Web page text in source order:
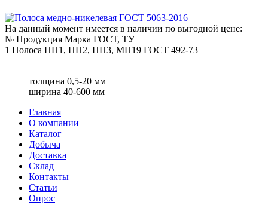
На данный момент имеется в наличии по выгодной цене:
№ Продукция Марка ГОСТ, ТУ
1 Полоса НП1, НП2, НП3, МН19 ГОСТ 492-73
толщина 0,5-20 мм
ширина 40-600 мм
Главная
О компании
Каталог
Добыча
Доставка
Склад
Контакты
Статьи
Опрос